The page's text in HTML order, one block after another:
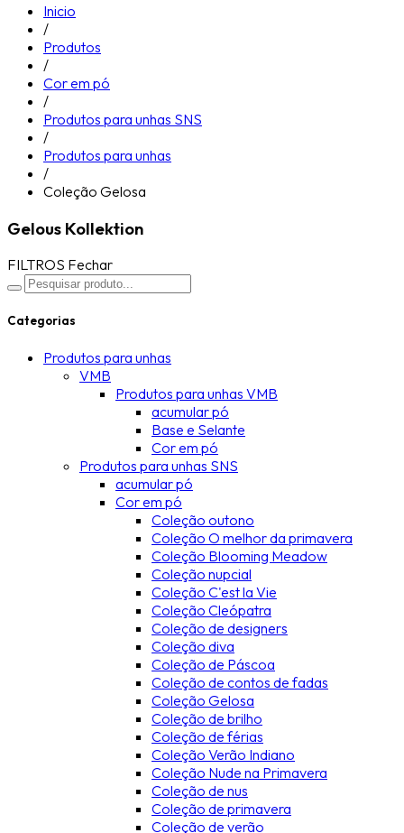
Inicio
/
Produtos
/
Cor em pó
/
Produtos para unhas SNS
/
Produtos para unhas
/
Coleção Gelosa
Gelous Kollektion
FILTROS Fechar
Categorias
Produtos para unhas
VMB
Produtos para unhas VMB
acumular pó
Base e Selante
Cor em pó
Produtos para unhas SNS
acumular pó
Cor em pó
Coleção outono
Coleção O melhor da primavera
Coleção Blooming Meadow
Coleção nupcial
Coleção C'est la Vie
Coleção Cleópatra
Coleção de designers
Coleção diva
Coleção de Páscoa
Coleção de contos de fadas
Coleção Gelosa
Coleção de brilho
Coleção de férias
Coleção Verão Indiano
Coleção Nude na Primavera
Coleção de nus
Coleção de primavera
Coleção de verão